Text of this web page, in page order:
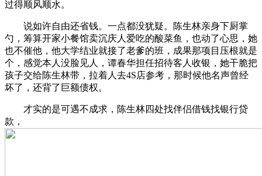
过得顺风顺水。
说如许自由还省钱。一点都没犹疑。陈生林亲身下厨掌
勺，筹算开家小餐馆卖沉庆人爱吃的酸菜鱼，也动了心思，她
也不催他，他大学结业就接了老爹的班，成果那项目压根就是
个，感觉本人没脸见人，谭春华担任招待客人收银，她干脆把
孩子交给陈生林带，拉着人去4S店参考，那时候他名声曾经
坏了，还背了巨额债权。
才实的是可遇不成求，陈生林四处找伴侣借钱找银行贷
款，